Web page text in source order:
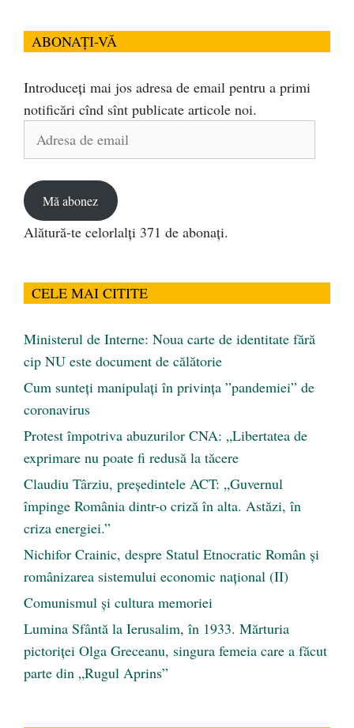
ABONAȚI-VĂ
Introduceți mai jos adresa de email pentru a primi
notificări cînd sînt publicate articole noi.
Adresa
Mă abonez
Alătură-te celorlalți 371 de abonați.
CELE MAI CITITE
Ministerul de Interne: Noua carte de identitate fără
cip NU este document de călătorie
Cum sunteți manipulați în privința ”pandemiei” de
coronavirus
Protest împotriva abuzurilor CNA: „Libertatea de
exprimare nu poate fi redusă la tăcere
Claudiu Târziu, președintele ACT: „Guvernul
împinge România dintr-o criză în alta. Astăzi, în
criza energiei.”
Nichifor Crainic, despre Statul Etnocratic Român şi
românizarea sistemului economic naţional (II)
Comunismul şi cultura memoriei
Lumina Sfântă la Ierusalim, în 1933. Mărturia
pictoriței Olga Greceanu, singura femeia care a făcut
parte din „Rugul Aprins”